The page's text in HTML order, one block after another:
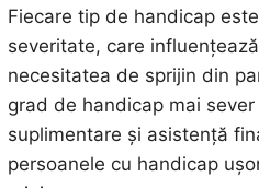
Fiecare tip de handicap
severitate, care
necesitatea de sprijin din
grad de handicap mai
suplimentare și asistență
persoanele cu handicap